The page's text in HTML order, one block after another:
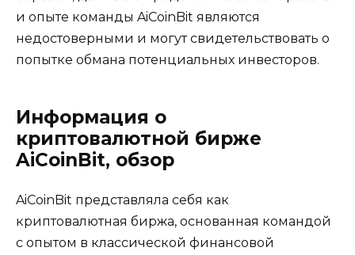
и опыте команды AiCoinBit являются
недостоверными и могут свидетельствовать о
попытке обмана потенциальных инвесторов.
Информация о
криптовалютной бирже
AiCoinBit, обзор
AiCoinBit представляла себя как
криптовалютная биржа, основанная командой
с опытом в классической финансовой